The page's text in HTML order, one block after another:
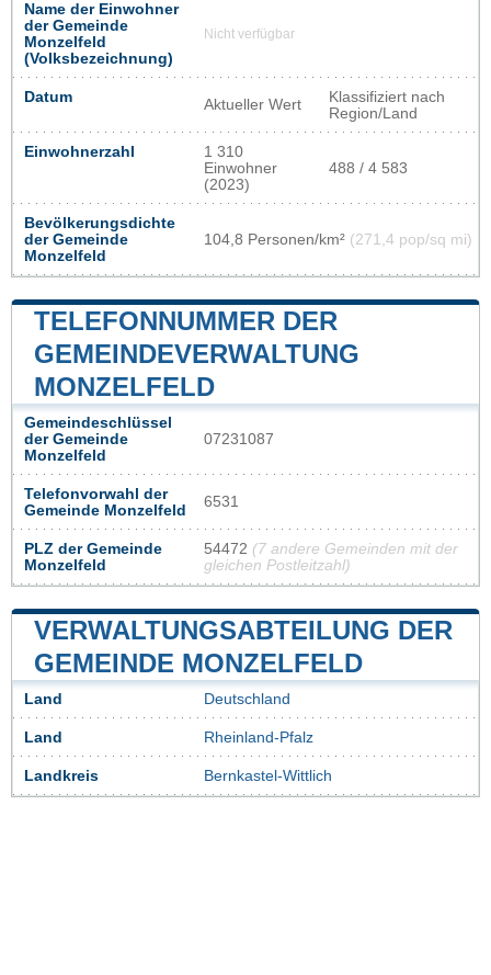
Name der Einwohner
der Gemeinde
Monzelfeld
(Volksbezeichnung)
Nicht verfügbar
Datum Aktueller Wert
Klassifiziert nach
Region/Land
Einwohnerzahl
1 310
Einwohner
(2023)
488 / 4 583
Bevölkerungsdichte
der Gemeinde
Monzelfeld
104,8 Personen/km² (271,4 pop/sq mi)
TELEFONNUMMER DER
GEMEINDEVERWALTUNG
MONZELFELD
Gemeindeschlüssel
der Gemeinde
Monzelfeld
07231087
Telefonvorwahl der
Gemeinde Monzelfeld
6531
PLZ der Gemeinde
Monzelfeld
54472 (7 andere Gemeinden mit der
gleichen Postleitzahl)
VERWALTUNGSABTEILUNG DER
GEMEINDE MONZELFELD
Land Deutschland
Land Rheinland-Pfalz
Landkreis Bernkastel-Wittlich